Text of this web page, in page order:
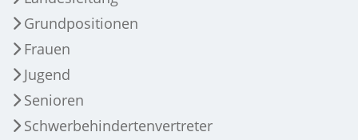
Grundpositionen
Frauen
Jugend
Senioren
Schwerbehindertenvertreter